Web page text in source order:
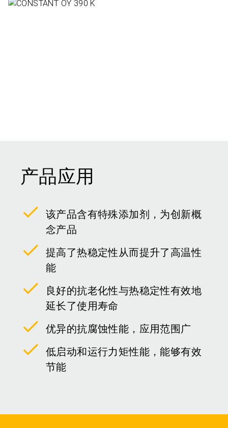
产品应用
该产品含有特殊添加剂，为创新概
念产品
提高了热稳定性从而提升了高温性
能
良好的抗老化性与热稳定性有效地
延长了使用寿命
优异的抗腐蚀性能，应用范围广
低启动和运行力矩性能，能够有效
节能